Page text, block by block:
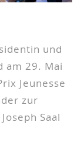
und
am 29. Mai
Jeunesse
zur
Saal